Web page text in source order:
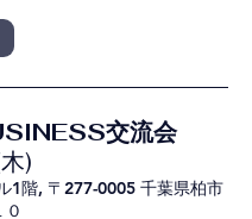
交流会
)
1階, 〒277-0005 千葉県柏市